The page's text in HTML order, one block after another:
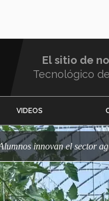
El sitio de
Tecnológico
VIDEOS
Alumnos innovan el sector